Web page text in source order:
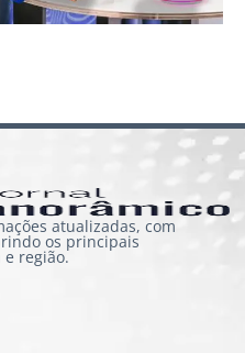
atualizadas, com
os principais
região.